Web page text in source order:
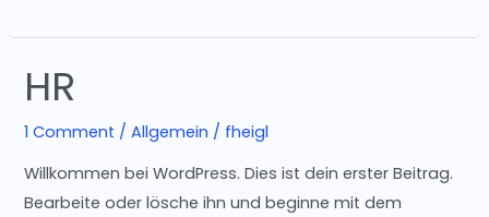
HR
1 Comment /Allgemein / fheigl
Willkommen bei WordPress. Dies ist dein erster Beitrag.
Bearbeite oder lösche ihn und beginne mit dem
HR